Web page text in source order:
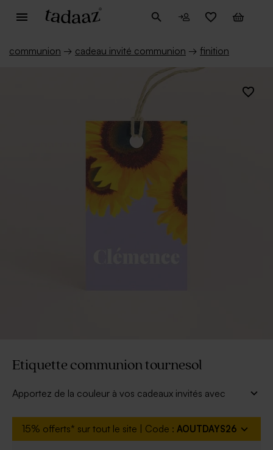
communion → cadeau invité communion → finition
Etiquette communion tournesol
Apportez de la couleur à vos cadeaux invités avec
collection 'Tournesol'. A personnaliser grâce à notre
outil en ligne.
15% offerts* sur tout le site | Code : AOUTDAYS26